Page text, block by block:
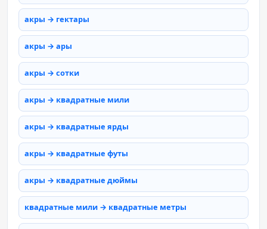
акры → гектары
акры → ары
акры → сотки
акры → квадратные мили
акры → квадратные ярды
акры → квадратные футы
акры → квадратные дюймы
квадратные мили → квадратные метры